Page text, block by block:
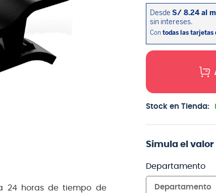
24 horas de tiempo de
Stock en Tienda:
Simula el
Departamento
Departamento